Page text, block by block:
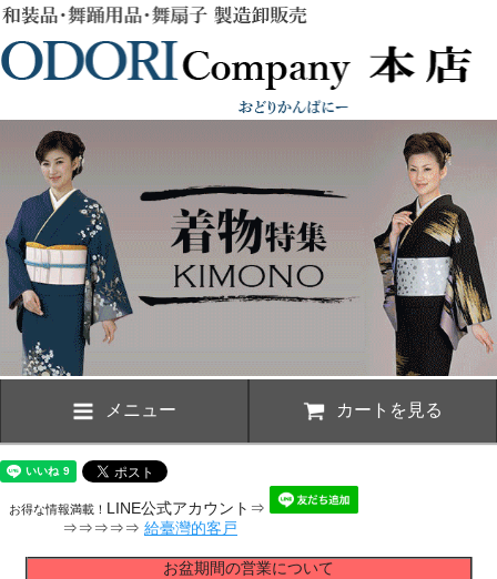
メニュー カートを見る
お得な情報満載！ LINE公式アカウント⇒
⇒⇒⇒⇒⇒ 給臺灣的客戸
お盆期間の営業について